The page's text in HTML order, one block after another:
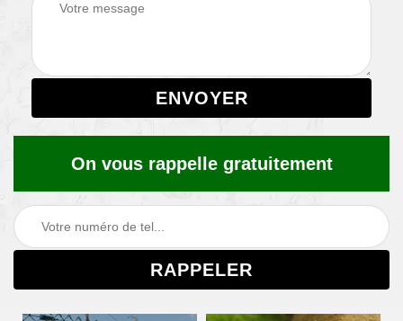
On vous rappelle gratuitement